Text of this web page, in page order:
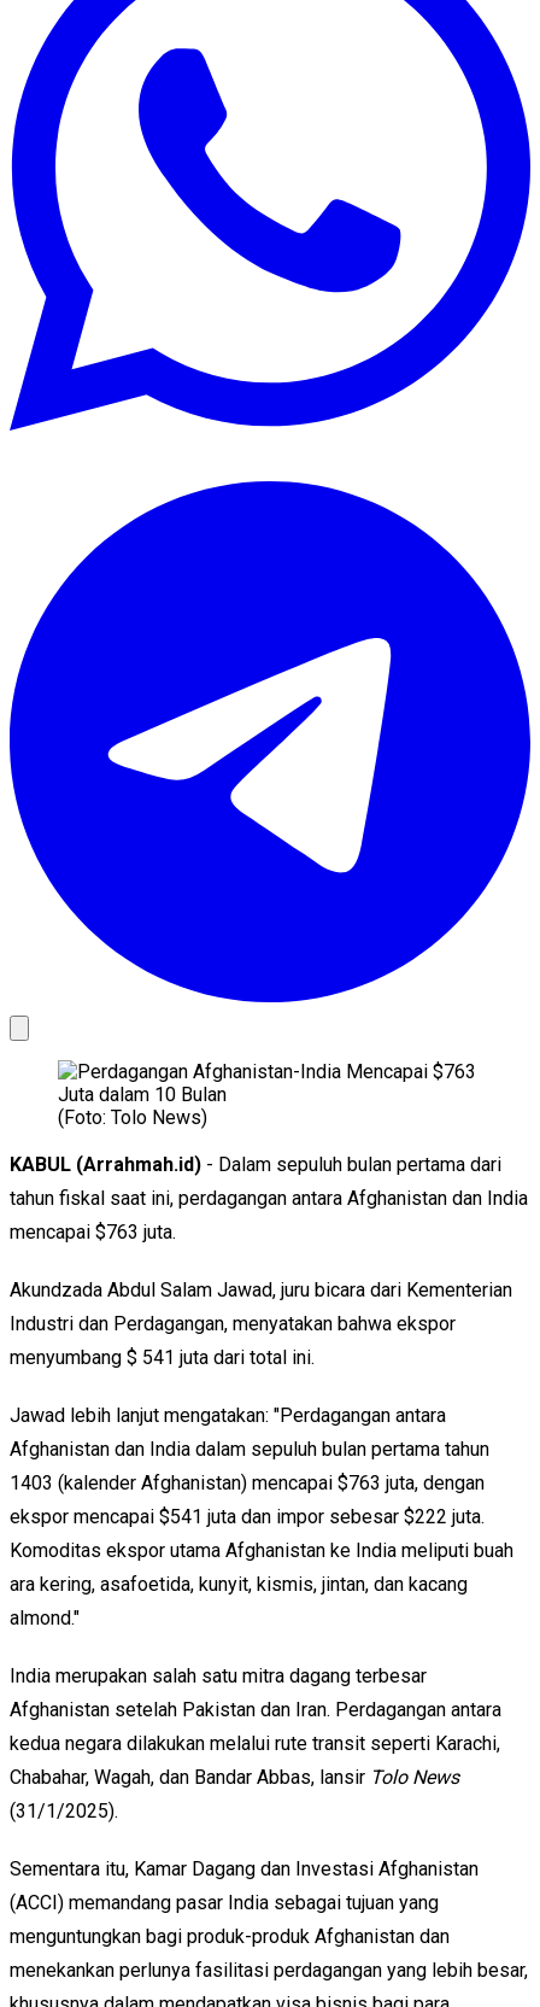
(Foto: Tolo News)
KABUL (Arrahmah.id) - Dalam sepuluh bulan pertama dari
tahun fiskal saat ini, perdagangan antara Afghanistan dan India
mencapai $763 juta.
Akundzada Abdul Salam Jawad, juru bicara dari Kementerian
Industri dan Perdagangan, menyatakan bahwa ekspor
menyumbang $ 541 juta dari total ini.
Jawad lebih lanjut mengatakan: "Perdagangan antara
Afghanistan dan India dalam sepuluh bulan pertama tahun
1403 (kalender Afghanistan) mencapai $763 juta, dengan
ekspor mencapai $541 juta dan impor sebesar $222 juta.
Komoditas ekspor utama Afghanistan ke India meliputi buah
ara kering, asafoetida, kunyit, kismis, jintan, dan kacang
almond."
India merupakan salah satu mitra dagang terbesar
Afghanistan setelah Pakistan dan Iran. Perdagangan antara
kedua negara dilakukan melalui rute transit seperti Karachi,
Chabahar, Wagah, dan Bandar Abbas, lansir Tolo News
(31/1/2025).
Sementara itu, Kamar Dagang dan Investasi Afghanistan
(ACCI) memandang pasar India sebagai tujuan yang
menguntungkan bagi produk-produk Afghanistan dan
menekankan perlunya fasilitasi perdagangan yang lebih besar,